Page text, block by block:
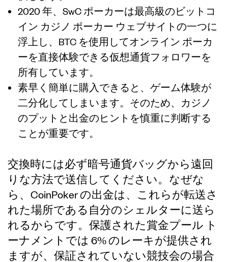
2020 年、SwC ポーカーは最高級のビットコ
イン カジノ ポーカー ウェブサイトの一つに
浮上し、BTC を使用してオンライン ポーカ
ーを直接体験できる仮想通貨フォロワーを
所有しています。
素早く簡単に購入できると、ゲーム体験が
二分化してしまいます。そのため、カジノ
のプットと出金のヒントを慎重に判断する
ことが重要です。
交換時には必ず暗号通貨バッグから遠回
りな方法で送信してください。なぜな
ら、CoinPoker の出金は、これらが転送さ
れた場所である自分のシェルターに送ら
れるからです。保護された賞金プール ト
ーナメントでは 6% のレーキが提供され
ますが、保証されていない競技会の場合